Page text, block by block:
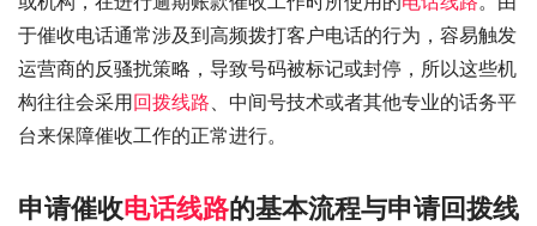
于催收电话通常涉及到高频拨打客户电话的行为，容易触发
运营商的反骚扰策略，导致号码被标记或封停，所以这些机
构往往会采用回拨线路、中间号技术或者其他专业的话务平
台来保障催收工作的正常进行。
申请催收电话线路的基本流程与申请回拨线